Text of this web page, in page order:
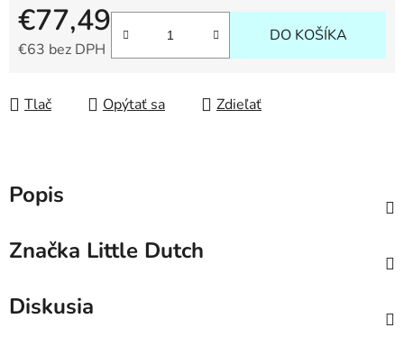
€77,49
€63 bez DPH
DO KOŠÍKA
Tlač Opýtať sa Zdieľať
Popis
Značka Little Dutch
Diskusia